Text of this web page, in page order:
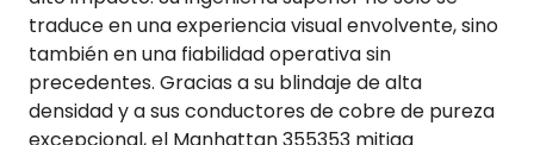
traduce en una experiencia visual envolvente, sino
también en una fiabilidad operativa sin
precedentes. Gracias a su blindaje de alta
densidad y a sus conductores de cobre de pureza
excepcional, el Manhattan 355353 mitiga